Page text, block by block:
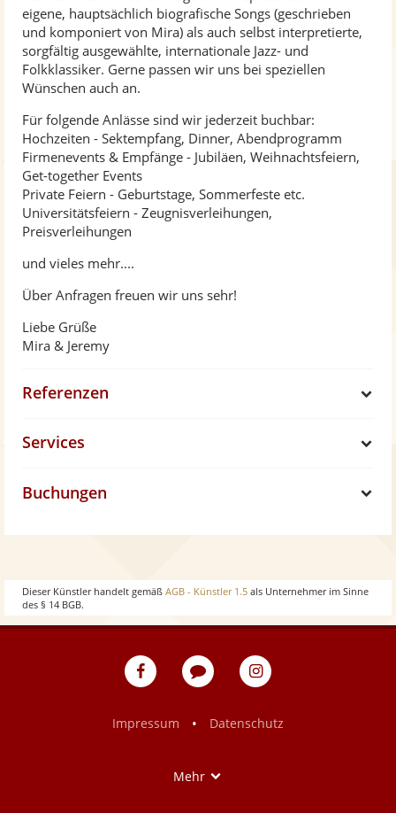
eigene, hauptsächlich biografische Songs (geschrieben
und komponiert von Mira) als auch selbst interpretierte,
sorgfältig ausgewählte, internationale Jazz- und
Folkklassiker. Gerne passen wir uns bei speziellen
Wünschen auch an.
Für folgende Anlässe sind wir jederzeit buchbar:
Hochzeiten - Sektempfang, Dinner, Abendprogramm
Firmenevents & Empfänge - Jubiläen, Weihnachtsfeiern,
Get-together Events
Private Feiern - Geburtstage, Sommerfeste etc.
Universitätsfeiern - Zeugnisverleihungen,
Preisverleihungen
und vieles mehr....
Über Anfragen freuen wir uns sehr!
Liebe Grüße
Mira & Jeremy
w
Referenzen
o
Services
h
Buchungen
Dieser Künstler handelt gemäß AGB - Künstler 1.5 als Unternehmer im Sinne
des § 14 BGB.
eventpeppers
Blog
eventpeppers
Impressum
• Datenschutz
Mehr